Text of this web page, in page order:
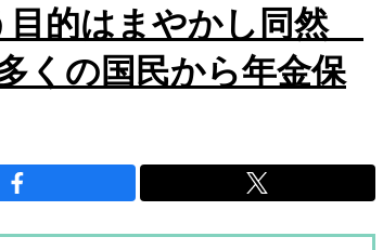
目的はまやかし同然
くの国民から年金保